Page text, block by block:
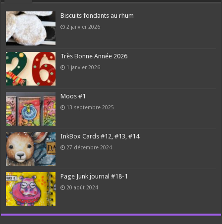
Biscuits fondants au rhum
2 janvier 2026
Très Bonne Année 2026
1 janvier 2026
Moos #1
13 septembre 2025
InkBox Cards #12, #13, #14
27 décembre 2024
Page Junk journal #18-1
20 août 2024